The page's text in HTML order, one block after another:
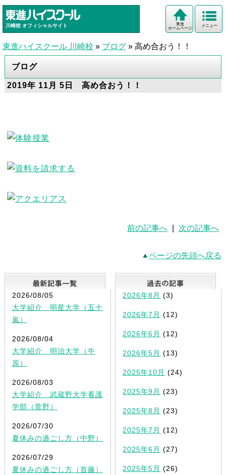
川崎校 オフィシャルサイト メニュー
東進
ホームページ
東進ハイスクール 川崎校 » ブログ » 高め合おう！！
ブログ
2019年 11月 5日 高め合おう！！
前の記事へ 次の記事へ
ページの先頭へ戻る
最新記事一覧
2026/08/05
大学紹介 明星大学（五十
嵐）
2026/08/04
大学紹介 明治大学（牛
原）
2026/08/03
大学紹介 武蔵野大学看護
学部（菅野）
2026/07/30
夏休みの過ごし方（中野）
2026/07/29
夏休みの過ごし方（首藤）
2026年8月 (3)
2026年7月 (12)
2026年6月 (12)
2026年5月 (13)
2025年10月 (24)
2025年9月 (23)
2025年8月 (23)
2025年7月 (12)
2025年6月 (27)
2025年5月 (26)